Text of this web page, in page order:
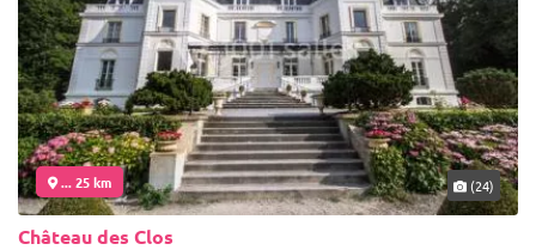
... 25 km (24)
Château des Clos